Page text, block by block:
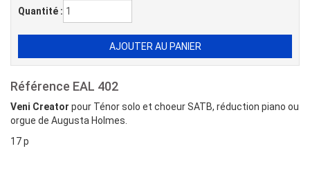
Quantité :
Référence EAL 402
Veni Creator pour Ténor solo et choeur SATB, réduction piano ou
orgue de Augusta Holmes.
17 p